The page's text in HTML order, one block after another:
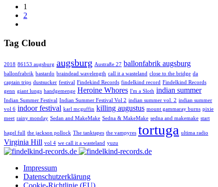
1
2
Tag Cloud
2018 86153 augsburg augsburg Austraße 27 ballonfabrik augsburg
ballonfrabrik bastardo braindead wavelength call it a wasteland close to the bridge da
captain trips dustsucker festival Findekind Records findelkind record Findelkind Records
genn giant lungs handgemenge Heroine Whores I'm a Sloth indian summer
Indian Summer Festival Indian Summer Festival Vol 2 indian summer vol. 2 indian summer
vol 6 indoor festival karl mcguffin killing augustus mount gammaray burns pixie
meet rainy monday Sedan and MakeMake Sedna & MakeMake sedna and makemake start
hagel full the jackson pollock The tanktapes the vampyres tortuga ultima radio
Virginia Hill vol 4 we call it a wasteland yuzu
Impressum
Datenschutzerklärung